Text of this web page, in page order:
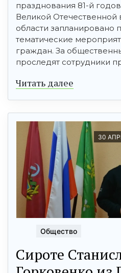
празднования 81-й
Великой Отечественной
области запланировано
тематические
граждан. За
проследят сотрудники
Читать далее
30
Общество
Сироте